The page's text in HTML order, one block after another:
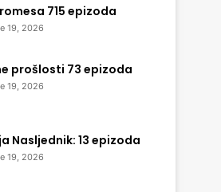
715 epizoda
19, 2026
prošlosti 73 epizoda
19, 2026
Nasljednik: 13 epizoda
19, 2026